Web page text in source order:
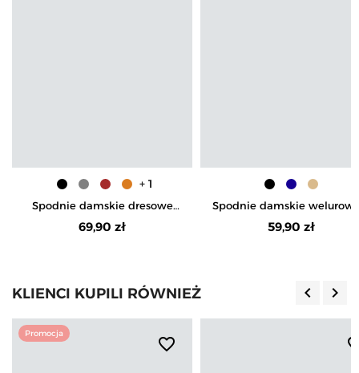
Spodnie damskie dresowe
bawełniane z wysokim
stanem
69,90 zł
+ 1
Spodnie damskie
wysokim stanem
59,90 zł
KLIENCI KUPILI RÓWNIEŻ keyboard_arrow_left keyboard_arrow_right
Promocja
favorite_border